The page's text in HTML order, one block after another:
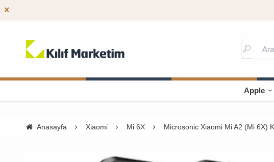
Apple
Anasayfa Xiaomi Mi 6X Microsonic Xiaomi Mi A2 (Mi 6X)